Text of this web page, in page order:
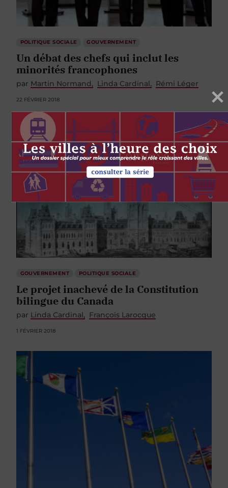
POLITIQUE SOCIALE GOUVERNEMENT
Un débat des chefs qui inclut les
minorités francophones
par Martin Normand Linda Cardinal Rémi Léger
22 FÉVRIER 2018
GOUVERNEMENT POLITIQUE SOCIALE
Le projet inachevé de la Constitution
bilingue du Canada
par Linda Cardinal François Larocque
1 FÉVRIER 2018